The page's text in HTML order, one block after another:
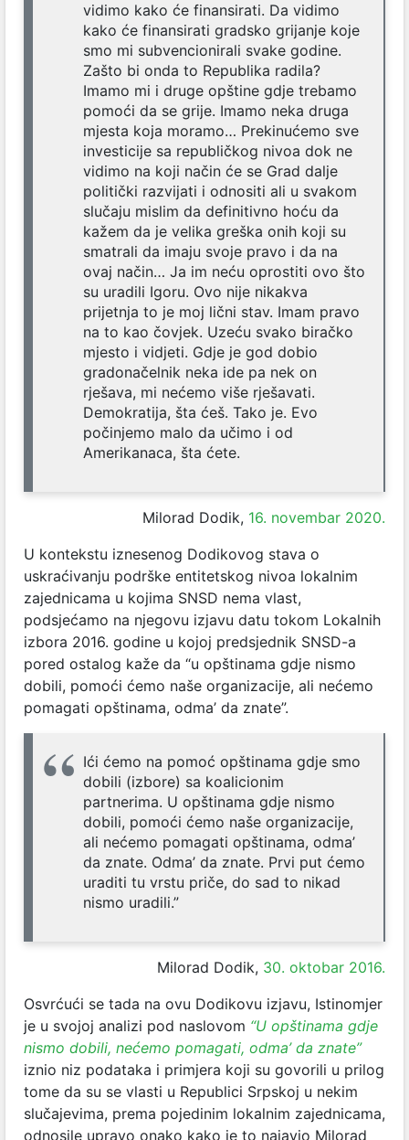
vidimo kako će finansirati. Da vidimo
kako će finansirati gradsko grijanje koje
smo mi subvencionirali svake godine.
Zašto bi onda to Republika radila?
Imamo mi i druge opštine gdje trebamo
pomoći da se grije. Imamo neka druga
mjesta koja moramo… Prekinućemo sve
investicije sa republičkog nivoa dok ne
vidimo na koji način će se Grad dalje
politički razvijati i odnositi ali u svakom
slučaju mislim da definitivno hoću da
kažem da je velika greška onih koji su
smatrali da imaju svoje pravo i da na
ovaj način… Ja im neću oprostiti ovo što
su uradili Igoru. Ovo nije nikakva
prijetnja to je moj lični stav. Imam pravo
na to kao čovjek. Uzeću svako biračko
mjesto i vidjeti. Gdje je god dobio
gradonačelnik neka ide pa nek on
rješava, mi nećemo više rješavati.
Demokratija, šta ćeš. Tako je. Evo
počinjemo malo da učimo i od
Amerikanaca, šta ćete.
Milorad Dodik, 16. novembar 2020.
U kontekstu iznesenog Dodikovog stava o
uskraćivanju podrške entitetskog nivoa lokalnim
zajednicama u kojima SNSD nema vlast,
podsjećamo na njegovu izjavu datu tokom Lokalnih
izbora 2016. godine u kojoj predsjednik SNSD-a
pored ostalog kaže da “u opštinama gdje nismo
dobili, pomoći ćemo naše organizacije, ali nećemo
pomagati opštinama, odma’ da znate”.
Ići ćemo na pomoć opštinama gdje smo
dobili (izbore) sa koalicionim
partnerima. U opštinama gdje nismo
dobili, pomoći ćemo naše organizacije,
ali nećemo pomagati opštinama, odma’
da znate. Odma’ da znate. Prvi put ćemo
uraditi tu vrstu priče, do sad to nikad
nismo uradili.”
Milorad Dodik, 30. oktobar 2016.
Osvrćući se tada na ovu Dodikovu izjavu, Istinomjer
je u svojoj analizi pod naslovom “U opštinama gdje
nismo dobili, nećemo pomagati, odma’ da znate”
iznio niz podataka i primjera koji su govorili u prilog
tome da su se vlasti u Republici Srpskoj u nekim
slučajevima, prema pojedinim lokalnim zajednicama,
odnosile upravo onako kako je to najavio Milorad